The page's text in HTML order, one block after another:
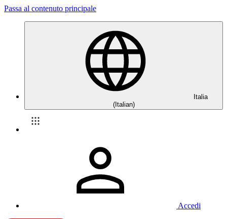
Passa al contenuto principale
Italia
(Italian)
Accedi